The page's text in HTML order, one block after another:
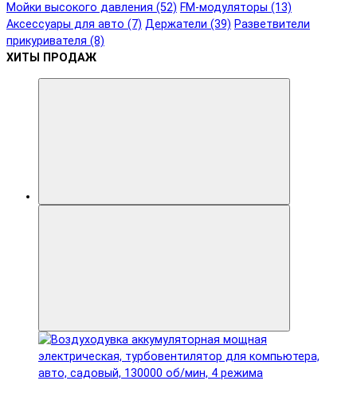
Мойки высокого давления (52) FM-модуляторы (13)
Аксессуары для авто (7) Держатели (39) Разветвители
прикуривателя (8)
ХИТЫ ПРОДАЖ